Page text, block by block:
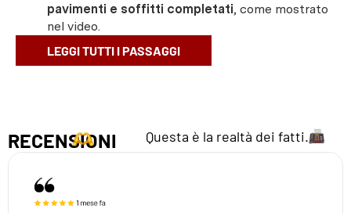
pavimenti e soffitti completati, come mostrato
nel video.
LEGGI TUTTI I PASSAGGI
RECENSIONI Questa è la realtà dei fatti.